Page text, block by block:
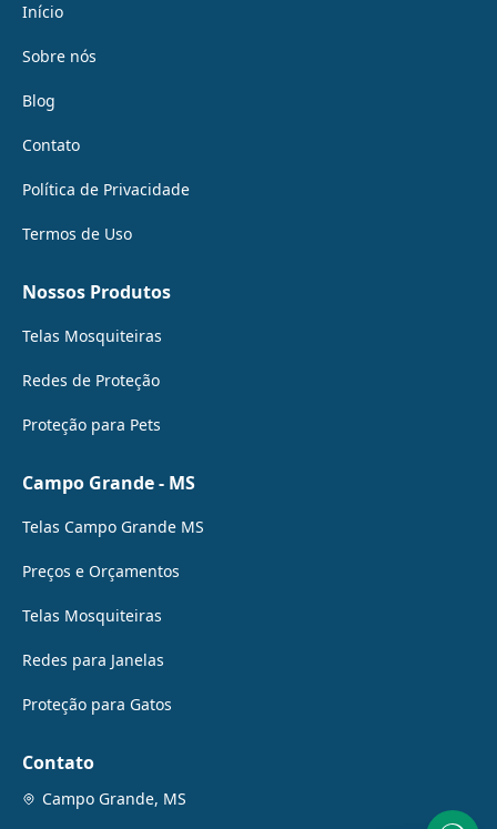
Início
Sobre nós
Blog
Contato
Política de Privacidade
Termos de Uso
Nossos Produtos
Telas Mosquiteiras
Redes de Proteção
Proteção para Pets
Campo Grande - MS
Telas Campo Grande MS
Preços e Orçamentos
Telas Mosquiteiras
Redes para Janelas
Proteção para Gatos
Contato
Campo Grande, MS